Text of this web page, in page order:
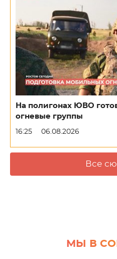
На полигонах ЮВО
огневые группы
16:25 06.08.2026
Все
МЫ В